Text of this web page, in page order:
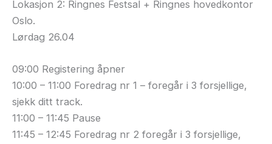
Lokasjon 2: Ringnes Festsal + Ringnes hovedkontor
Oslo.
Lørdag 26.04
09:00 Registering åpner
10:00 – 11:00 Foredrag nr 1 – foregår i 3 forsjellige,
sjekk ditt track.
11:00 – 11:45 Pause
11:45 – 12:45 Foredrag nr 2 foregår i 3 forsjellige,